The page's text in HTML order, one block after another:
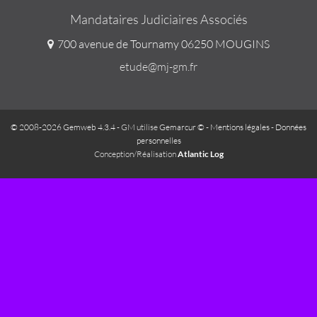
Mandataires Judiciaires Associés
700 avenue de Tournamy 06250 MOUGINS
etude@mj-gm.fr
© 2008-2026 Gemweb 4.3.4- GM utiliseGemarcur © - Mentions légales- Données
personnelles
Conception/RéalisationAtlantic Log